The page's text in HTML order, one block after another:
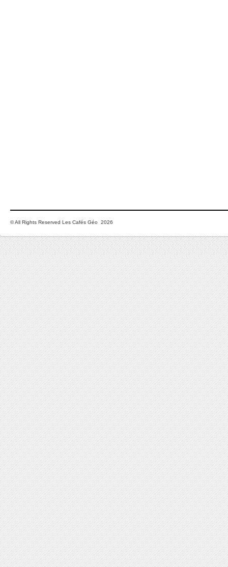
© All Rights Reserved Les Cafés Géo 2026